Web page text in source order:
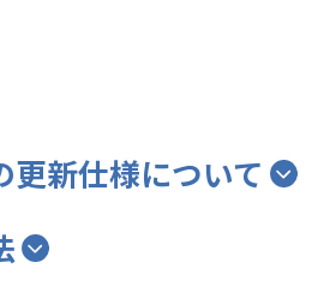
更新仕様について